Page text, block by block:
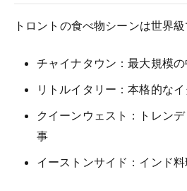
トロントの食べ物シーンは世界級
チャイナタウン：最大規模
リトルイタリー：本格的な
クイーンウェスト：トレン
事
イーストンサイド：インド